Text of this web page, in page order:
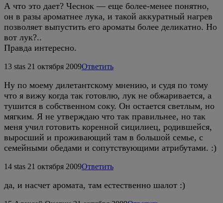
А что это дает? Чеснок — еще более-менее понятно,
он в разы ароматнее лука, и такой аккуратный нагрев
позволяет выпустить его ароматы более деликатно. Но
вот лук?..
Правда интересно.
13 stas 21 октября 2009Ответить
Ну по моему дилетантскому мнению, и судя по тому
что я вижу когда так готовлю, лук не обжаривается, а
тушится в собственном соку. Он остается светлым, но
мягким. Я не утверждаю что так правильнее, но так
меня учил готовить коренной сицилиец, родившейся,
выросший и проживающий там в большой семье, с
семейными обедами и сопутствующими атрибутами. :)
14 stas 21 октября 2009Ответить
да, и насчет аромата, там естественно шалот :)